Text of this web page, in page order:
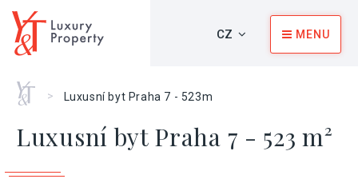
CZ MENU
Home
> Luxusní byt Praha 7 - 523m
Luxusní byt Praha 7 - 523 m²